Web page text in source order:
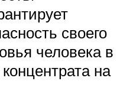
своего
человека в
на